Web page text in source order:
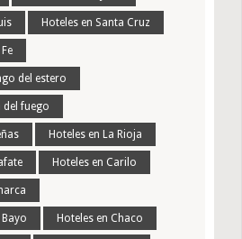
Hoteles en Santa Cruz
del estero
del fuego
Hoteles en La Rioja
Hoteles en Carilo
Hoteles en Chaco